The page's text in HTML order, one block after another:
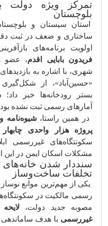
تمرکز ویژه دولت
بلوچستان
استان سیستان و
ساختاری و ضعف در ثبت
اولویت برنامه‌های
فریدون بابایی اقدم، عضو
شهری، با اشاره به
«حسین‌آباد»، از
بستر رودخانه‌ها خبر داد؛
آمارهای رسمی ثبت نشده
در همین راستا،
پروژه هزار واحدی چابهار
سکونتگاه‌های غیررسمی
مشکلات اسکان ایمن در
سنددار شدن خانه‌های
تخلفات ساخت‌وساز
یکی از مهم‌ترین موانع
رسمی مالکیت در
مصوبه جدید دولت،
غیررسمی با هدف